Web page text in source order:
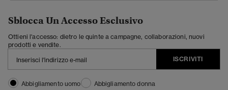
Sblocca Un Accesso Esclusivo
Ottieni l'accesso: dietro le quinte a campagne, collaborazioni, nuovi
prodotti e vendite.
ISCRIVITI
Abbigliamento uomo
Abbigliamento donna